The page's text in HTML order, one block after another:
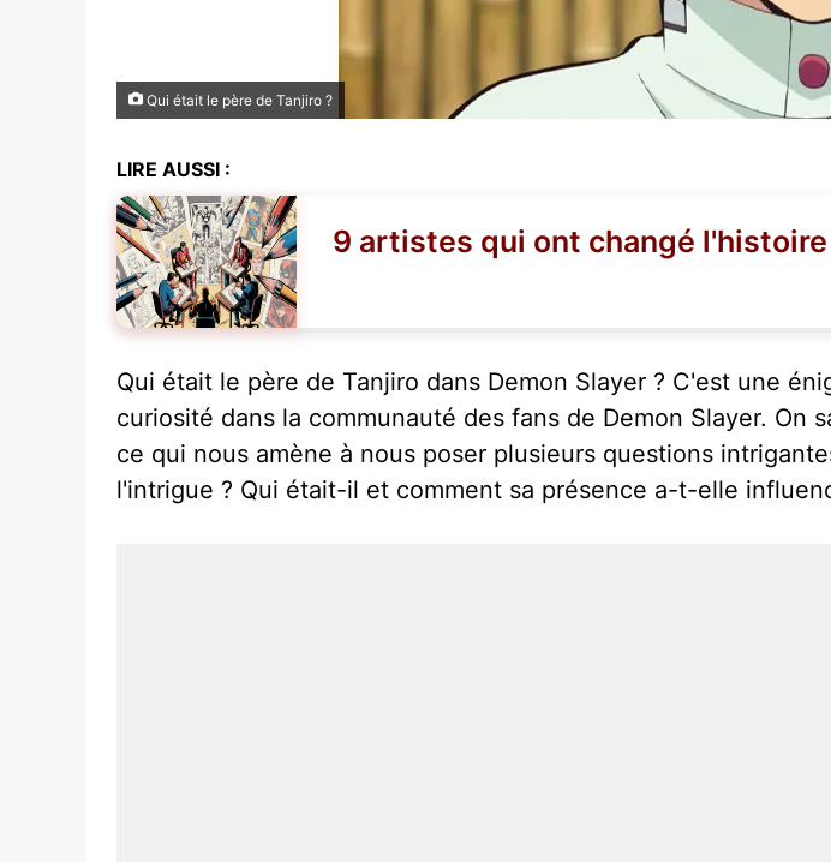
Qui était le père de Tanjiro ?
LIRE AUSSI :
9 artistes qui ont changé
Qui était le père de Tanjiro dans Demon Slayer ? C'est une
curiosité dans la communauté des fans de Demon Slayer.
ce qui nous amène à nous poser plusieurs questions
l'intrigue ? Qui était-il et comment sa présence a-t-elle